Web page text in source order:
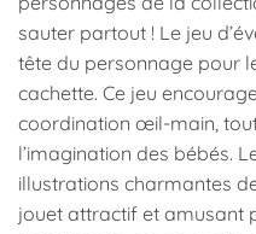
sauter partout ! Le jeu
tête du personnage pour
cachette. Ce jeu
coordination œil-main,
l’imagination des bébés.
illustrations charmantes
jouet attractif et amusant